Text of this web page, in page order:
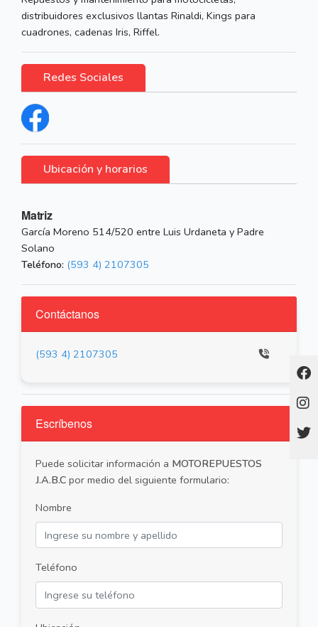
distribuidores exclusivos llantas Rinaldi, Kings para
cuadrones, cadenas Iris, Riffel.
Redes Sociales
Ubicación y horarios
Matriz
García Moreno 514/520 entre Luis Urdaneta y Padre
Solano
Teléfono: (593 4) 2107305
Contáctanos
(593 4) 2107305
Escríbenos
Puede solicitar información a MOTOREPUESTOS
J.A.B.C por medio del siguiente formulario:
Nombre
Teléfono